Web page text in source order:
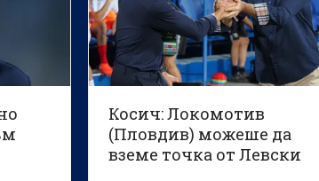
Косич: Локомотив
(Пловдив) можеше да
вземе точка от Левски